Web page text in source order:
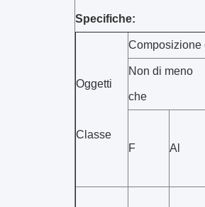
Specifiche:
Oggetti
Classe
Composizione
Non di meno
che
F Al